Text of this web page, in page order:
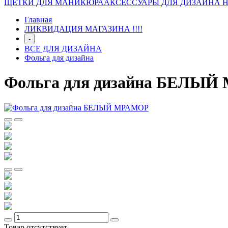
ЩЕТКИ ДЛЯ МАНИКЮРААКСЕССУАРЫ ДЛЯ ДИЗАЙНА
Главная
ЛИКВИДАЦИЯ МАГАЗИНА !!!!
-
ВСЕ ДЛЯ ДИЗАЙНА
Фольга для дизайна
Фольга для дизайна